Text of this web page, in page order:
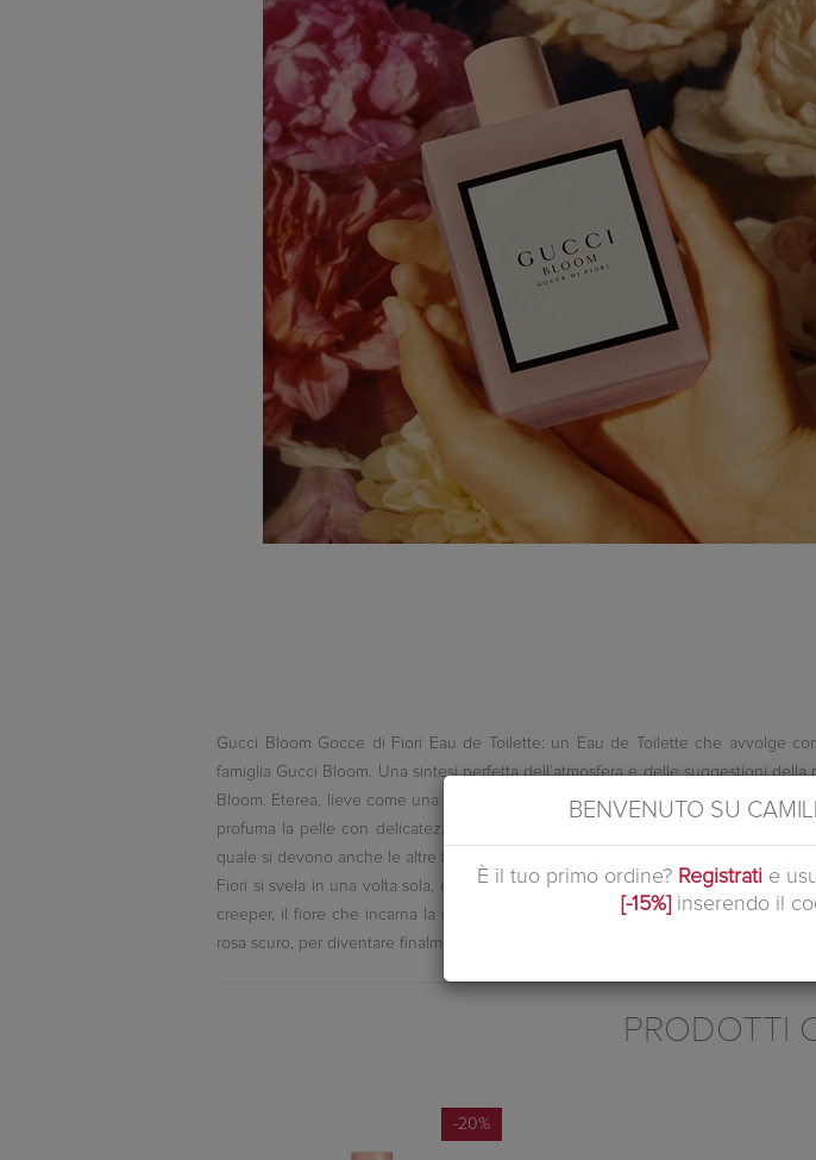
Gucci Bloom Gocce di Fiori Eau de Toilette: un Eau de Toilette che avvolge
famiglia Gucci Bloom. Una sintesi perfetta dell’atmosfera e delle suggestioni
Bloom. Eterea, lieve come una pioggia primaverile, Gucci Bloom Gocce di Fiori
profuma la pelle con delicatezza, la stessa del nome, mantenuto volutamente
quale si devono anche le altre fragranze Gucci Bloom. Invece della classica
Fiori si svela in una volta sola, con un trio di ingredienti nobili ad alta
creeper, il fiore che incarna la storia, il concetto e il nome stesso della
rosa scuro, per diventare finalmente rosso vivo al momento della piena fioritura.
PRODOTTI
-20%
BENVENUTO SU
È il tuo primo ordine? Registrati e
[-15%] inserendo il